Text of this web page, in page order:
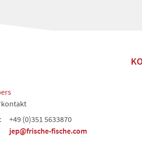
+49 (0)351 5633870
jep@frische-fische.com